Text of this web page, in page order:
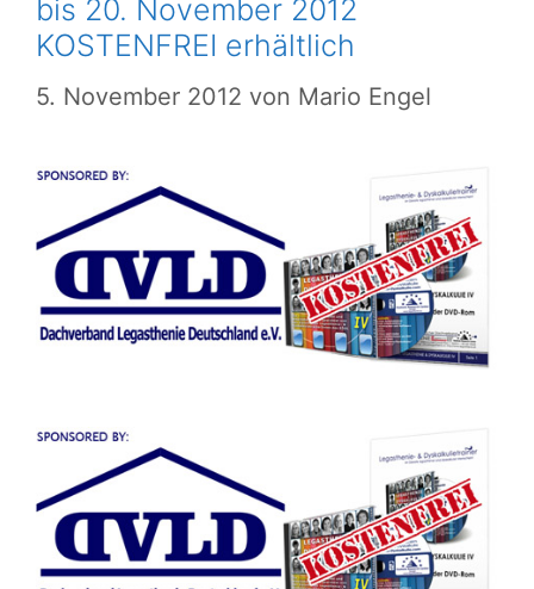
bis 20. November 2012
KOSTENFREI erhältlich
5. November 2012 von Mario Engel